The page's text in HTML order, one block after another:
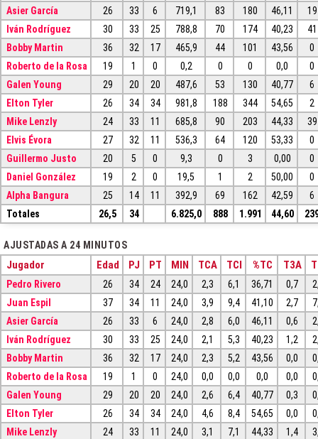
Asier García
26 33 6 719,1 83 180 46,11
19
Iván Rodríguez
30 33 25 788,8 70 174 40,23
41
Bobby Martin
36 32 17 465,9 44 101 43,56
0
Roberto de la Rosa
19 1 0 0,2 0 0 0,0
0
Galen Young
29 20 20 487,6 53 130 40,77
6
Elton Tyler
26 34 34 981,8 188 344 54,65
2
Mike Lenzly
24 33 11 685,8 90 203 44,33
39
Elvis Évora
27 32 11 536,3 64 120 53,33
0
Guillermo Justo
20 5 0 9,3 0 3 0,00
0
Daniel González
19 2 0 19,5 1 2 50,00
0
Alpha Bangura
25 14 11 392,9 69 162 42,59
6
Totales
26,5 34 6.825,0 888 1.991 44,60
AJUSTADAS A 24 MINUTOS
Jugador Edad PJ PT MIN TCA TCI %TC T3A
Pedro Rivero 26 34 24 24,0 2,3 6,1 36,71 0,7
Juan Espil
37 34 11 24,0 3,9 9,4 41,10 2,7
Asier García
26 33 6 24,0 2,8 6,0 46,11 0,6
Iván Rodríguez
30 33 25 24,0 2,1 5,3 40,23 1,2
Bobby Martin
36 32 17 24,0 2,3 5,2 43,56 0,0
Roberto de la Rosa
19 1 0 24,0 0,0 0,0 0,0 0,0
Galen Young
29 20 20 24,0 2,6 6,4 40,77 0,3
Elton Tyler
26 34 34 24,0 4,6 8,4 54,65 0,0
Mike Lenzly
24 33 11 24,0 3,1 7,1 44,33 1,4